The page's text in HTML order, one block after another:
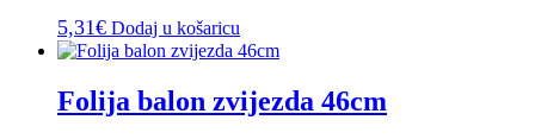
5,31€ Dodaj u košaricu
Folija balon zvijezda 46cm